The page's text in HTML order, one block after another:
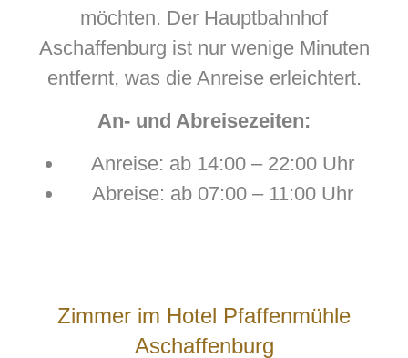
möchten. Der Hauptbahnhof
Aschaffenburg ist nur wenige Minuten
entfernt, was die Anreise erleichtert.
An- und Abreisezeiten:
Anreise: ab 14:00 – 22:00 Uhr
Abreise: ab 07:00 – 11:00 Uhr
Zimmer im Hotel Pfaffenmühle
Aschaffenburg